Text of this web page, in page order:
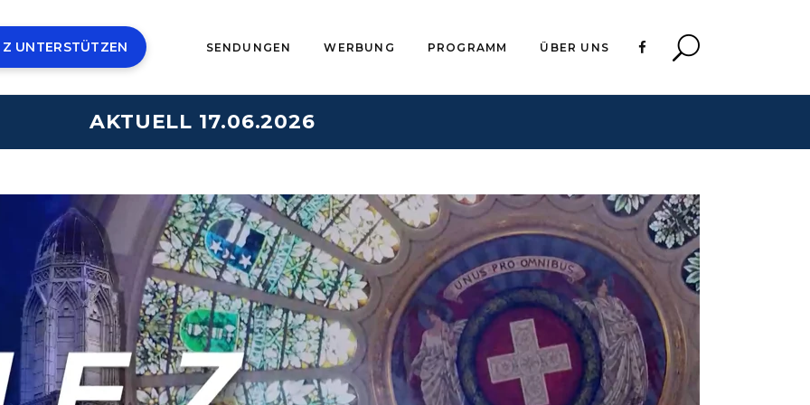
UNTERSTÜTZEN SENDUNGEN WERBUNG PROGRAMM ÜBER UNS
AKTUELL 17.06.2026